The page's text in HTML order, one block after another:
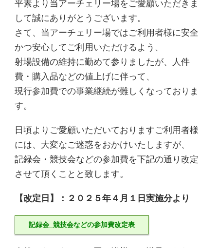
平素より当アーチェリー場をご愛顧いただきま
して誠にありがとうございます。
さて、当アーチェリー場ではご利用者様に安全
かつ安心してご利用いただけるよう、
射場設備の維持に勤めて参りましたが、人件
費・購入品などの値上げに伴って、
現行参加費での事業継続が難しくなっておりま
す。
日頃よりご愛顧いただいておりますご利用者様
には、大変なご迷惑をおかけいたしますが、
記録会・競技会などの参加費を下記の通り改定
させて頂くことと致します。
【改定日】：２０２５年４月１日実施分より
記録会_競技会などの参加費改定表